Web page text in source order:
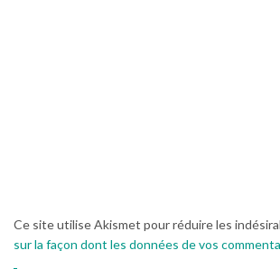
Ce site utilise Akismet pour réduire les
sur la façon dont les données de vos